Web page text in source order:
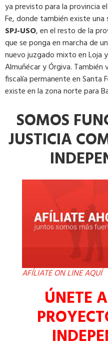
ya previsto para la provincia
Fe, donde también existe una
SPJ-USO, en el resto de la
que se ponga en marcha de
nuevo juzgado mixto en Loja
Almuñécar y Órgiva. También
fiscalía permanente en Santa
existe en la zona norte para
SOMOS
JUSTICIA
AFÍLIATE ON LINE AQUÍ
ÚNETE